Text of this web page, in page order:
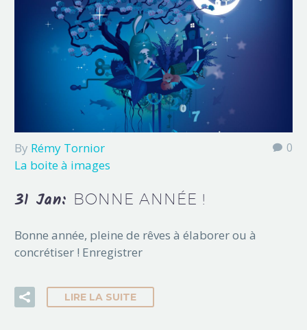
0
By Rémy Tornior
La boite à images
31 Jan: BONNE ANNÉE !
Bonne année, pleine de rêves à élaborer ou à
concrétiser ! Enregistrer
LIRE LA SUITE